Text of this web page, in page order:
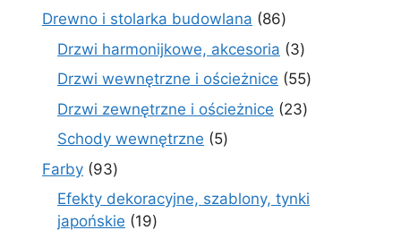
produktów
Drewno i stolarka budowlana 8686
produktów
Drzwi harmonijkowe, akcesoria 33
produkty
Drzwi wewnętrzne i ościeżnice 5555
produktów
Drzwi zewnętrzne i ościeżnice 2323
Schody wewnętrzne 55
Farby 9393
produkty
Efekty dekoracyjne, szablony, tynki
japońskie
1919